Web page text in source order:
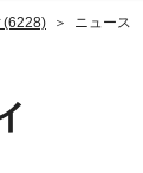
(6228) ニュース